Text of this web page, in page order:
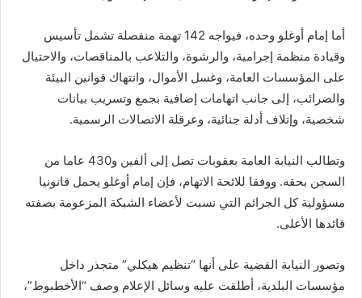
أما إمام أوغلو وحده، فيواجه 142 تهمة منفصلة تشمل تأسيس
وقيادة منظمة إجرامية، والرشوة، والتلاعب بالمناقصات، والاحتيال
على المؤسسات العامة، وغسل الأموال، وانتهاك قوانين البيئة
والضرائب، إلى جانب اتهامات إضافية بجمع وتسريب بيانات
شخصية، وإتلاف أدلة جنائية، وعرقلة الاتصالات الرسمية.
وتطالب النيابة العامة بعقوبات تصل إلى ألفين و430 عاما من
السجن بحقه. ووفقا للائحة الاتهام، فإن إمام أوغلو يحمل قانونيا
مسؤولية كل الجرائم التي نسبت لأعضاء الشبكة المزعومة بصفته
قائدها الأعلى.
وتصور النيابة القضية على أنها “تنظيم هيكلي” متجذر داخل
مؤسسات البلدية، أطلقت عليه وسائل الإعلام وصف “الأخطبوط”،